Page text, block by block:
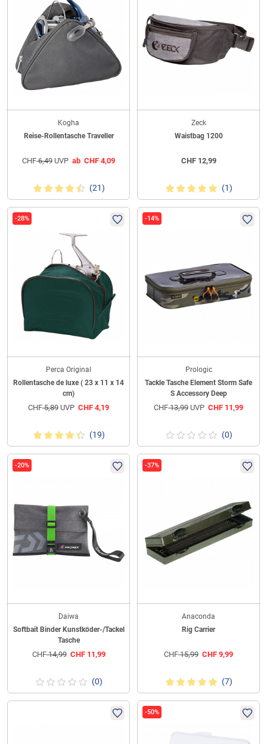
Kogha
Reise-Rollentasche Traveller
CHF6,49 UVP ab CHF 4,09
(21)
Zeck
Waistbag 1200
CHF12,99
(1)
-28%
Perca Original
Rollentasche de luxe ( 23 x 11 x 14
cm)
CHF5,89 UVP CHF 4,19
(19)
-14%
Prologic
Tackle Tasche Element Storm Safe
S Accessory Deep
CHF13,99 UVP CHF 11,99
(0)
-20%
Daiwa
Softbait Binder Kunstköder-/Tackel
Tasche
CHF14,99 CHF11,99
(0)
-37%
Anaconda
Rig Carrier
CHF15,99 CHF 9,99
(7)
-50%